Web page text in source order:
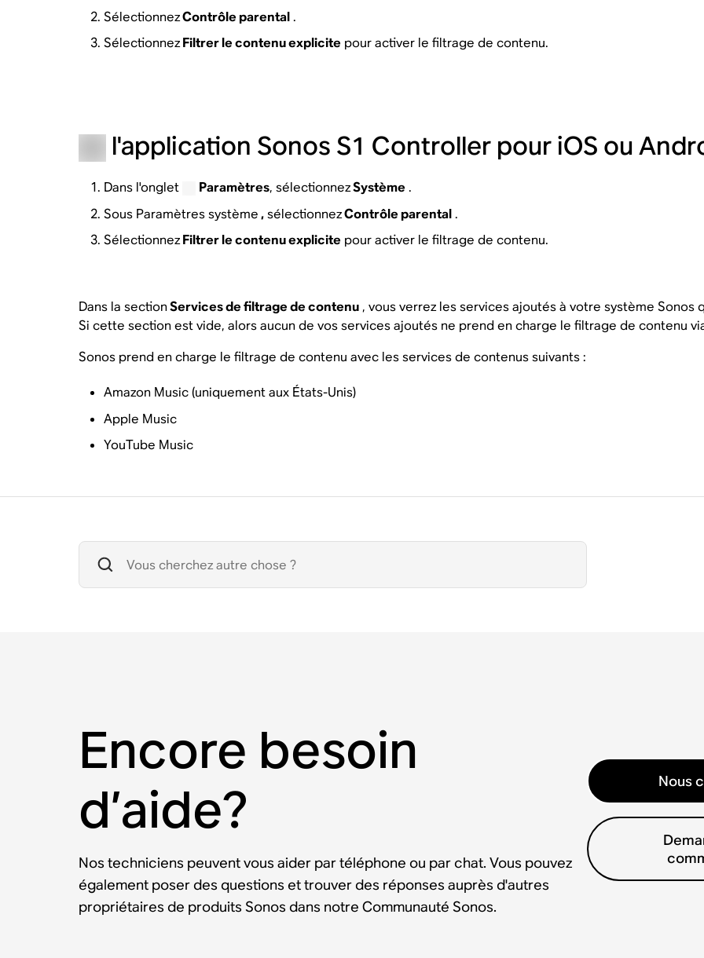
SélectionnezContrôle parental.
SélectionnezFiltrer le contenu explicite pour activer le filtrage de contenu.
l'application Sonos S1 Controller pour iOS ou
Dans l'onglet Paramètres, sélectionnezSystème .
Sous Paramètres système,sélectionnezContrôle parental.
SélectionnezFiltrer le contenu explicite pour activer le filtrage de contenu.
Dans la sectionServices de filtrage de contenu, vous verrez les services ajoutés à votre système
Si cette section est vide, alors aucun de vos services ajoutés ne prend en charge le filtrage de contenu
Sonos prend en charge le filtrage de contenu avec les services de contenus suivants :
Amazon Music (uniquement aux États-Unis)
Apple Music
YouTube Music
Encore besoin
d’aide?
Nos techniciens peuvent vous aider par téléphone ou par chat. Vous pouvez
également poser des questions et trouver des réponses auprès d'autres
propriétaires de produits Sonos dans notre Communauté Sonos.
Nous